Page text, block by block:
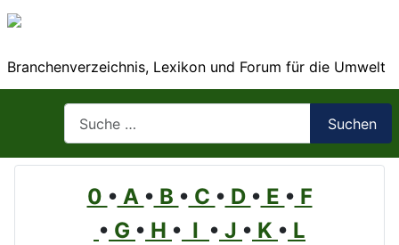
Branchenverzeichnis, Lexikon und Forum für die Umwelt
Suchen
0 • A • B • C • D • E • F
• G • H • I • J • K • L